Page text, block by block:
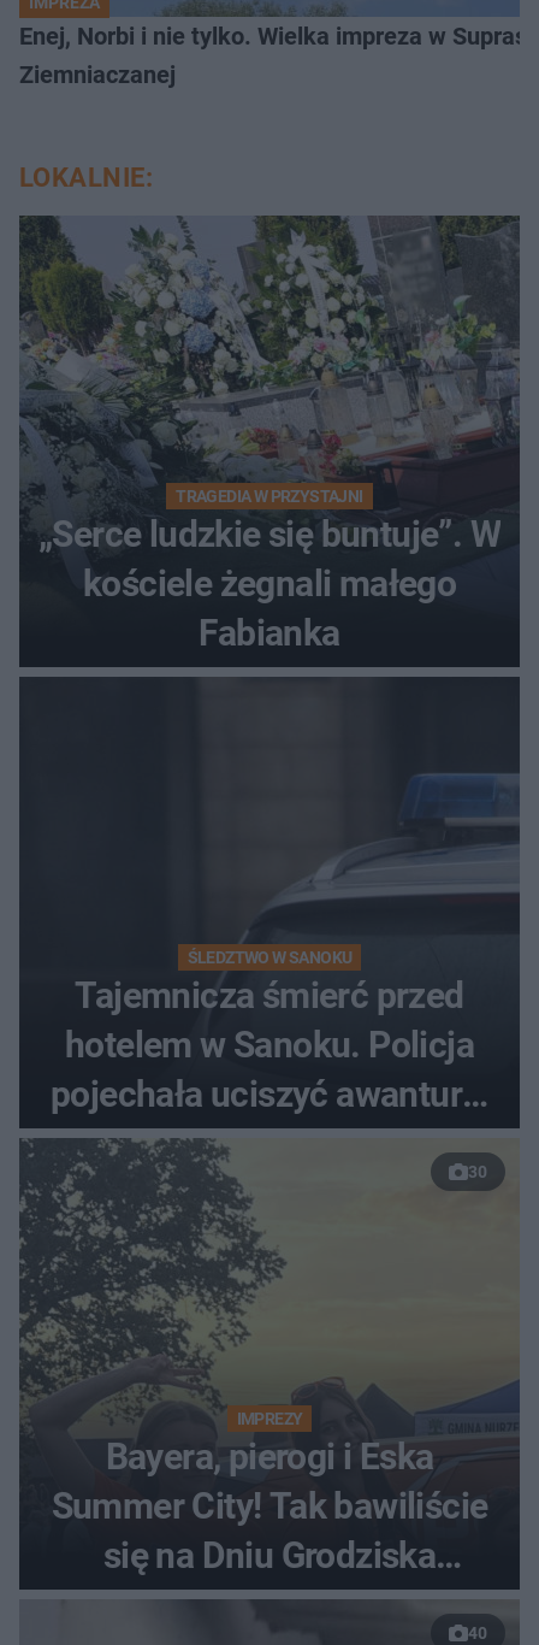
Enej, Norbi i nie tylko. Wielka impreza w
Ziemniaczanej
LOKALNIE:
TRAGEDIA W PRZYSTAJNI
„Serce ludzkie się buntuje”. W
kościele żegnali małego
Fabianka
ŚLEDZTWO W SANOKU
Tajemnicza śmierć przed
hotelem w Sanoku. Policja
pojechała uciszyć awanturę,
znaleźli ciało
30
IMPREZY
Bayera, pierogi i Eska
Summer City! Tak bawiliście
się na Dniu Grodziska
[ZDJĘCIA]
40